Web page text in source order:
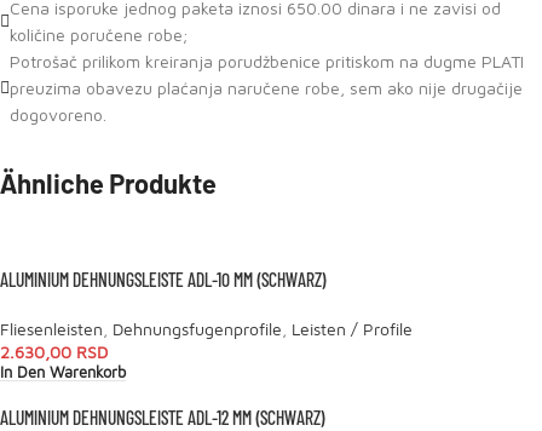
Cena isporuke jednog paketa iznosi 650.00 dinara i ne zavisi od
količine poručene robe;
Potrošač prilikom kreiranja porudžbenice pritiskom na dugme PLATI
preuzima obavezu plaćanja naručene robe, sem ako nije drugačije
dogovoreno.
Ähnliche Produkte
ALUMINIUM DEHNUNGSLEISTE ADL-10 MM (SCHWARZ)
Fliesenleisten Dehnungsfugenprofile Leisten / Profile
2.630,00 RSD
In Den Warenkorb
ALUMINIUM DEHNUNGSLEISTE ADL-12 MM (SCHWARZ)